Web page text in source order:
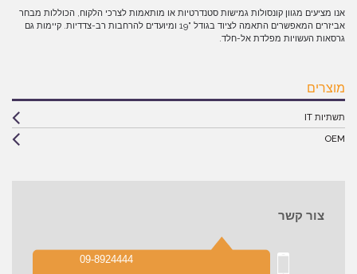
אנו מציעים מגוון קונסולות גמישות סטנדרטיות או מותאמות לצרכי הלקוח, הכוללות מבחר
אביזרים המאפשרים התאמה לציוד בגודל "19 ומיועדים להרחבות רב-צדדיות. קיימות גם
גרסאות העשויות מפלדת אל-חלד.
מוצרים
תשתיות IT
OEM
צור קשר
09-8924444